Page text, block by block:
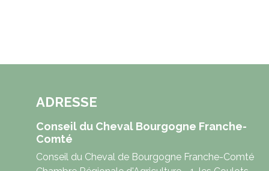
ADRESSE
Conseil du Cheval Bourgogne Franche-
Comté
Conseil du Cheval de Bourgogne Franche-Comté